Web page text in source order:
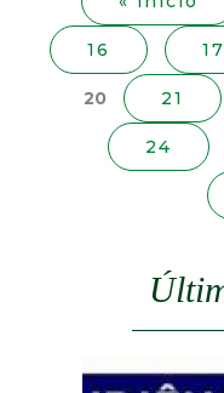
i
s
n
16 17
20 21
24